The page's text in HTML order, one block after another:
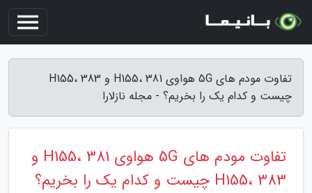
تفاوت مودم های 5G هواوی H155، 381 و H155، 383
چیست و کدام یک را بخریم؟ - مجله نازلارا
تفاوت مودم های 5G هواوی H155، 381 و
H155، 383 چیست و کدام یک را بخریم؟